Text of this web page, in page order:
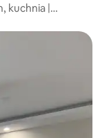
kuchnia |